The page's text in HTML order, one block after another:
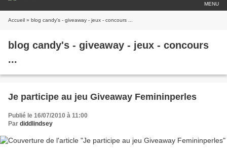
MENU
Accueil » blog candy's - giveaway - jeux - concours ...
blog candy's - giveaway - jeux - concours
...
Je participe au jeu Giveaway Femininperles
Publié le 16/07/2010 à 11:00
Par diddlindsey